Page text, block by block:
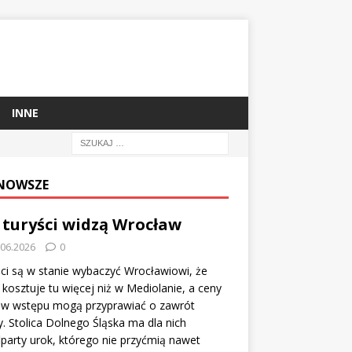
INNE
Księżyc w pełni
w zjawiskach astronomicznych z niecierpliwością odliczają
Księżyc całkowicie zasłoni Słońce. Chwilę później polecą
się sezon polowań na niebieskie zorze. Robiąc wiosenne
magnetofonowe z młodszej młodości: U2, Lady Pank, Budka
turyści widzą Wrocław
0
są w stanie wybaczyć Wrocławiowi, że
tu więcej niż w Mediolanie, a ceny
wstępu mogą przyprawiać o zawrót
Stolica Dolnego Śląska ma dla nich
urok, którego nie przyćmią nawet